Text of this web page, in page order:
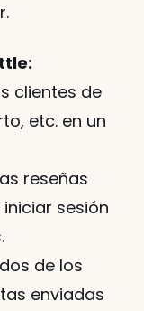
clientes de
etc. en un
reseñas
sesión
de los
enviadas